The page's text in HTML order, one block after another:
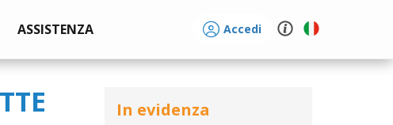
ASSISTENZA Accedi
In evidenza